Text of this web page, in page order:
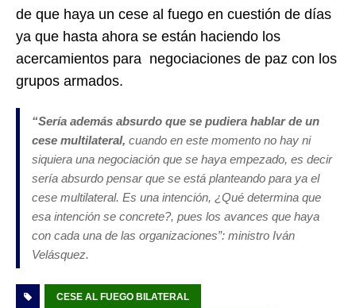
de que haya un cese al fuego en cuestión de días
ya que hasta ahora se están haciendo los
acercamientos para negociaciones de paz con los
grupos armados.
“Sería además absurdo que se pudiera hablar de un
cese multilateral, cuando en este momento no hay ni
siquiera una negociación que se haya empezado, es decir
sería absurdo pensar que se está planteando para ya el
cese multilateral. Es una intención, ¿Qué determina que
esa intención se concrete?, pues los avances que haya
con cada una de las organizaciones”: ministro Iván
Velásquez.
CESE AL FUEGO BILATERAL